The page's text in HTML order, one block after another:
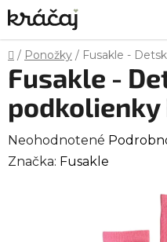
Prejsť
na
obsah
Domov
/ Ponožky / Fusakle -
Fusakle -
podkolienky
Priemerné
hodnotenie
Neohodnotené
Značka: Fusakle